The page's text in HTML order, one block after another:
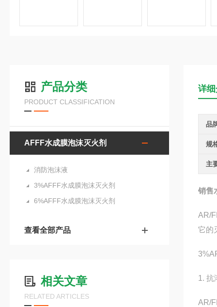
产品分类
PRODUCT CLASSIFICATION
AFFF水成膜泡沫灭火剂
消防泡沫液
3%AFFF水成膜泡沫灭火剂
6%AFFF水成膜泡沫灭火剂
查看全部产品
相关文章
RELATED ARTICLES
详
品
规
主
销售
AR/
它的
1. 抗
AR/